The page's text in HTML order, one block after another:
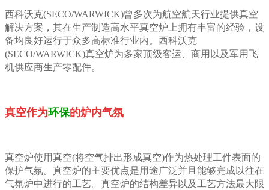
西科沃克(SECO/WARWICK)曾多次为航空航天行业提供真空
解决方案，其在生产制造高水平真空炉上拥有丰富的经验，设
备均良好运行于众多高标准行业内。西科沃克
(SECO/WARWICK)真空炉为多家顶级客运、商用以及军用飞
机供应商生产零配件。
真空作为环保的炉内气氛
真空炉使用真空(将空气排出形成真空)作为热处理工件表面的
保护气氛。真空炉的主要优点是用途广泛并且能够完成以往在
气氛炉中进行的工艺。真空炉的结构差异以及工艺方法最大限